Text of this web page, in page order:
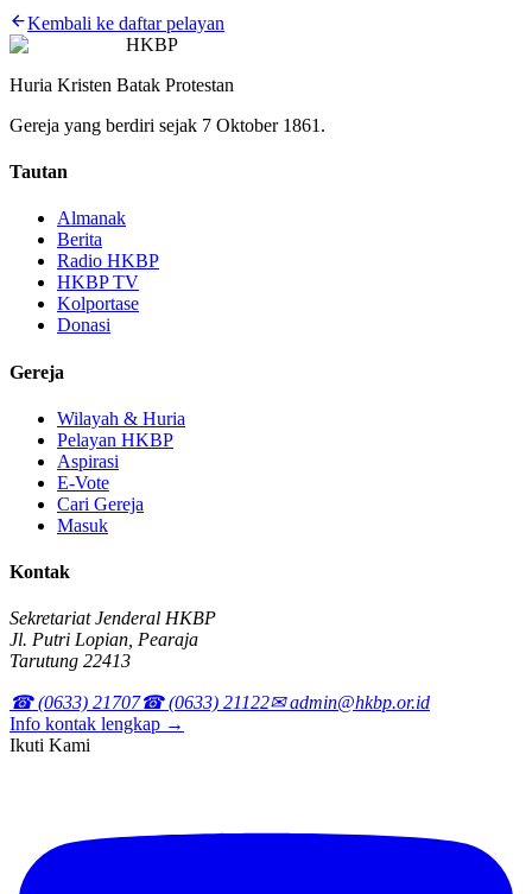
Kembali ke daftar pelayan
HKBP
Huria Kristen Batak Protestan
Gereja yang berdiri sejak 7 Oktober 1861.
Tautan
Almanak
Berita
Radio HKBP
HKBP TV
Kolportase
Donasi
Gereja
Wilayah & Huria
Pelayan HKBP
Aspirasi
E-Vote
Cari Gereja
Masuk
Kontak
Sekretariat Jenderal HKBP
Jl. Putri Lopian, Pearaja
Tarutung 22413
☎ (0633) 21707☎ (0633) 21122✉ admin@hkbp.or.id
Info kontak lengkap →
Ikuti Kami